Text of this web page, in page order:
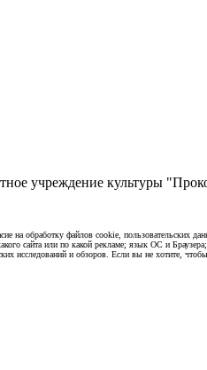
учреждение культуры
на обработку файлов cookie, пользовательских
сайта или по какой рекламе; язык ОС и
исследований и обзоров. Если вы не хотите,